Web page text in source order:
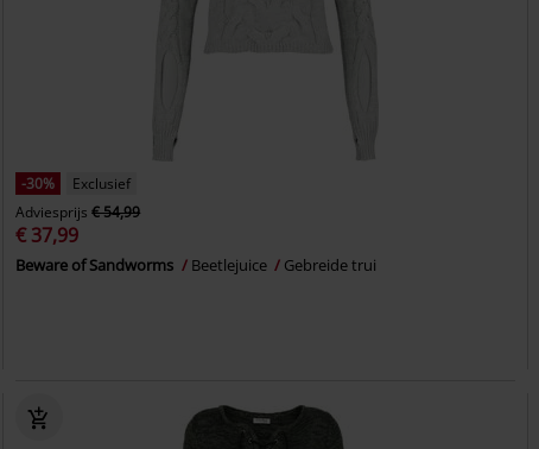
-30%
Exclusief
Adviesprijs € 54,99
€ 37,99
Beware of Sandworms Beetlejuice Gebreide trui